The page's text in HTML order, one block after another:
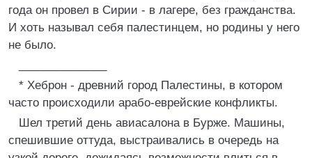
года он провел в Сирии - в лагере, без гражданства.
И хоть называл себя палестинцем, но родины у него
не было.
* Хеброн - древний город Палестины, в котором
часто происходили арабо-еврейские конфликты.
Шел третий день авиасалона в Бурже. Машины,
спешившие оттуда, выстраивались в очередь на